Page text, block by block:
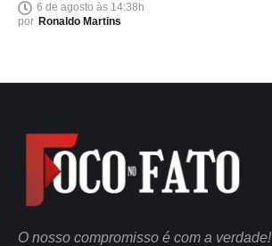
6 de agosto às 14:38h
por Ronaldo Martins
O nosso compromisso é com a verdade!